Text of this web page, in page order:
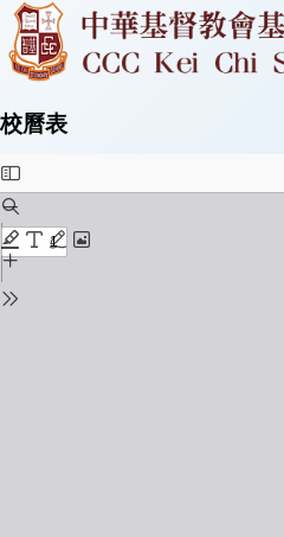
校曆表